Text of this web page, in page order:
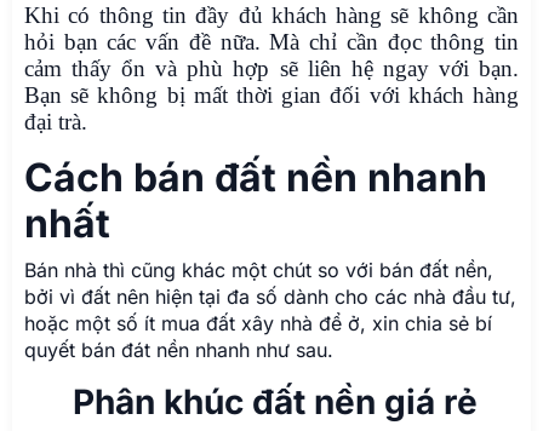
Khi có thông tin đầy đủ khách hàng sẽ không cần
hỏi bạn các vấn đề nữa. Mà chỉ cần đọc thông tin
cảm thấy ổn và phù hợp sẽ liên hệ ngay với bạn.
Bạn sẽ không bị mất thời gian đối với khách hàng
đại trà.
Cách bán đất nền nhanh
nhất
Bán nhà thì cũng khác một chút so với bán đất nền,
bởi vì đất nên hiện tại đa số dành cho các nhà đầu tư,
hoặc một số ít mua đất xây nhà để ở, xin chia sẻ bí
quyết bán đát nền nhanh như sau.
Phân khúc đất nền giá rẻ